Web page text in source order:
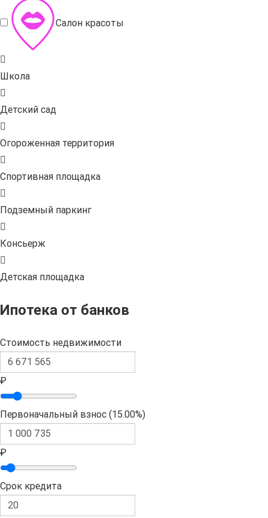
Салон красоты
Школа
Детский сад
Огороженная территория
Спортивная площадка
Подземный паркинг
Консьерж
Детская площадка
Ипотека от банков
Стоимость недвижимости
₽
Первоначальный взнос (15.00%)
₽
Срок кредита